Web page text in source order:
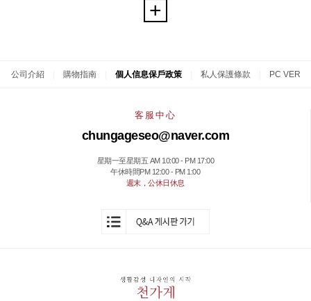
公司介紹 購物指南 個人信息保戶政策 私人保護條款 PC VER
客服中心
chungageseo@naver.com
星期一至星期五 AM 10:00 - PM 17:00
午休時間PM 12:00 - PM 1:00
週末，公休日休息